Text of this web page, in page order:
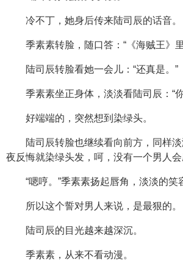
冷不丁，她身后传来陆司辰的话音。
季素素转脸，随口答：“《海贼王》
陆司辰转脸看她一会儿：“还真是。”
季素素坐正身体，淡淡看陆司辰：“
好端端的，突然想到染绿头。
陆司辰转脸也继续看向前方，同样
夜反悔就染绿头发，呵，没有一个男人
“嗯哼。”季素素扬起唇角，淡淡的笑
所以这个誓对男人来说，是最狠的。
陆司辰的目光越来越深沉。
季素素，从来不看动漫。